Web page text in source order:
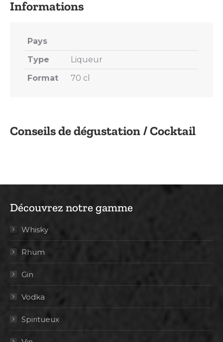
Conseils de dégustation / Cocktail
Pays
Type
Liqueur
Format
70 cl
Découvrez notre gamme
Whisky
Rhum
Gin
Vodka
Spiritueux